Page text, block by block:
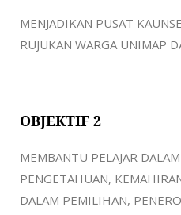
MENJADIKAN PUSAT
RUJUKAN WARGA UNIMAP
OBJEKTIF 2
MEMBANTU PELAJAR
PENGETAHUAN,
DALAM PEMILIHAN,